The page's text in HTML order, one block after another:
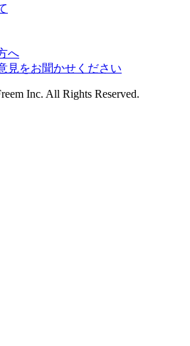
へ
見をお聞かせください
Inc. All Rights Reserved.